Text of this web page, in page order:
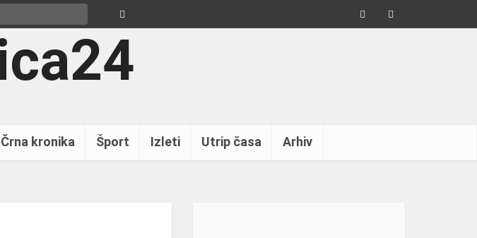
Črna kronika Šport Izleti Utrip časa Arhiv